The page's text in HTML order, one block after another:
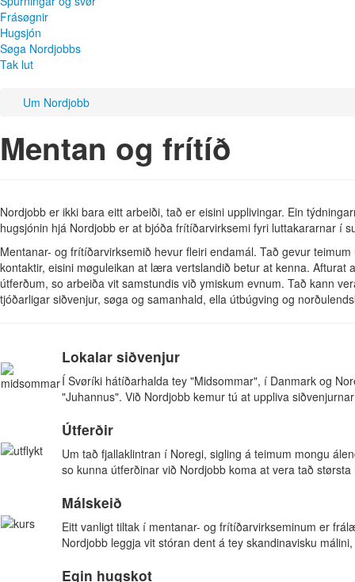
Frásøgnir
Hugsjón
Søga Nordjobbs
Tak lut
Um Nordjobb
Mentan og frítíð
Nordjobb er ikki bara eitt arbeiði, tað er eisini upplivingar. Ein
hugsjónin hjá Nordjobb er at bjóða frítíðarvirksemi fyri luttakararnar í
Mentanar- og frítíðarvirksemið hevur fleiri endamál. Tað gevur
kontaktir, eisini møguleikan at læra vertslandið betur at kenna. Afturat
útferðum, so arbeiða vit samstundis við ymiskum evnum. Tað kann
tjóðarligar siðvenjur, søga og samanhald, ella útbúgving og
Lokalar siðvenjur
Í Svøríki hátíðarhalda tey "Midsommar", í Danmark og
"Juhannus". Við Nordjobb kemur tú at uppliva
Útferðir
Um tað fjallaklintran í Noregi, sigling á teimum mongu
so kunna útferðinar við Nordjobb koma at vera tað
Málskeið
Eitt vanligt tiltak í mentanar- og frítíðarvirkseminum er
Nordjobb leggja vit stóran dent á tey skandinavisku
Egin hugskot